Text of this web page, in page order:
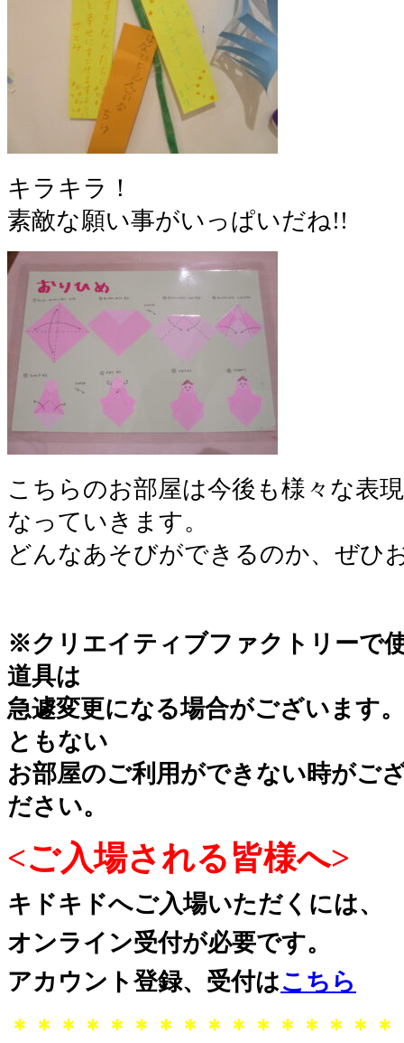
キラキラ！
素敵な願い事がいっぱいだね!!
こちらのお部屋は今後も様々な表
なっていきます。
どんなあそびができるのか、ぜひ
※クリエイティブファクトリーで
道具は
急遽変更になる場合がございます
ともない
お部屋のご利用ができない時がご
ださい。
<ご入場される皆様へ>
キドキドへご入場いただくには、
オンライン受付が必要です。
アカウント登録、受付はこちら
＊＊＊＊＊＊＊＊＊＊＊＊＊＊＊